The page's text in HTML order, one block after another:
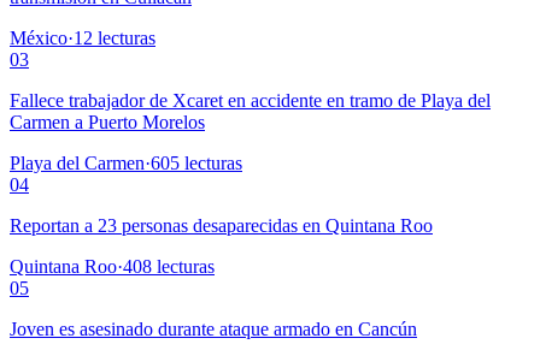
México·12 lecturas
03
Fallece trabajador de Xcaret en accidente en tramo de Playa del
Carmen a Puerto Morelos
Playa del Carmen·605 lecturas
04
Reportan a 23 personas desaparecidas en Quintana Roo
Quintana Roo·408 lecturas
05
Joven es asesinado durante ataque armado en Cancún